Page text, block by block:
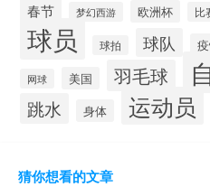
春节 梦幻西游 欧洲杯 比
球员 球拍 球队
网球 美国 羽毛球
跳水 身体 运动员
猜你想看的文章